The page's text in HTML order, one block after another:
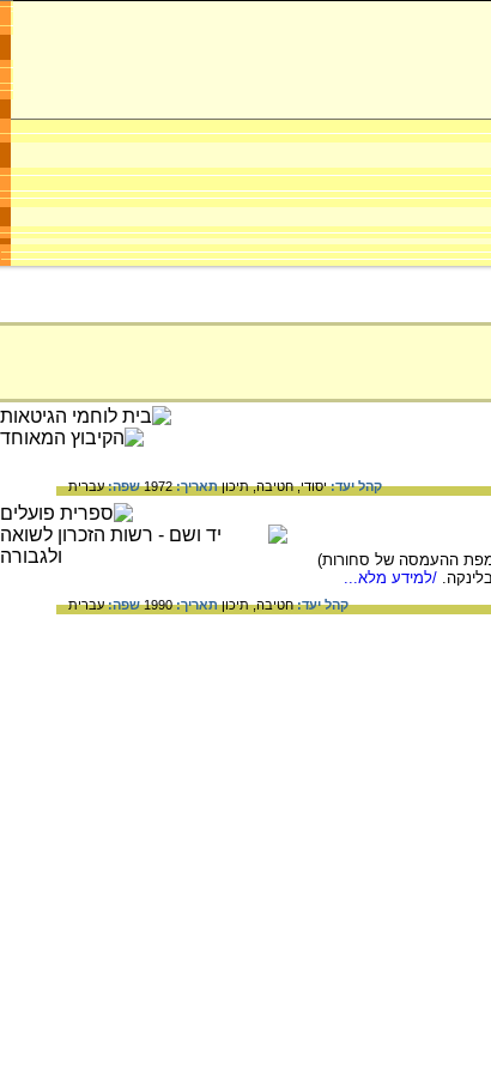
קהל יעד:יסודי,חטיבה,תיכוןתאריך:1972 שפה:עברית
ההעמסה של סחורות)
/למידע מלא...
קהל יעד:חטיבה,תיכוןתאריך:1990 שפה:עברית